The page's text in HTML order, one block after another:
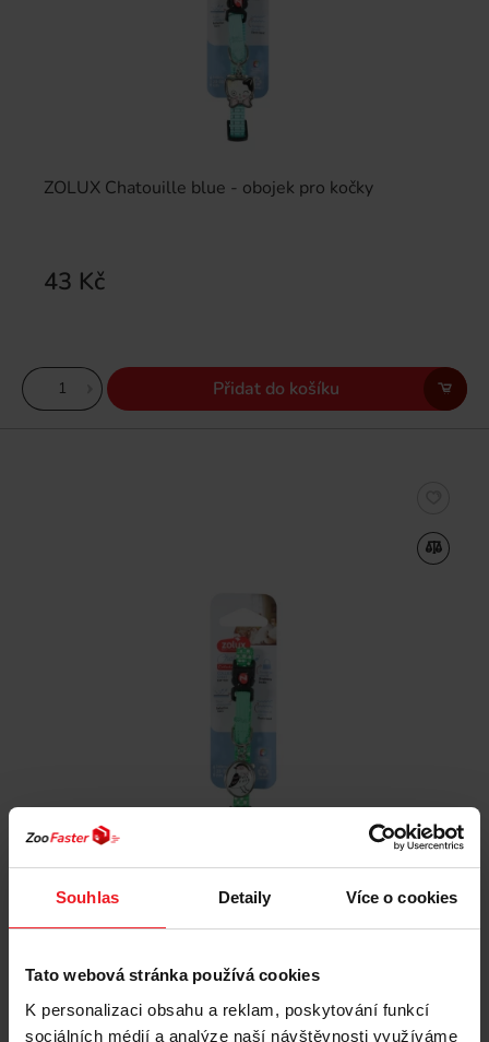
Souhlas Detaily Více o cookies
Tato webová stránka používá cookies
K personalizaci obsahu a reklam, poskytování funkcí
sociálních médií a analýze naší návštěvnosti využíváme
ZOLUX Chatouille blue - obojek pro kočky
43 Kč
Přidat do košíku
ZOLUX Chatouille green - obojek pro kočky